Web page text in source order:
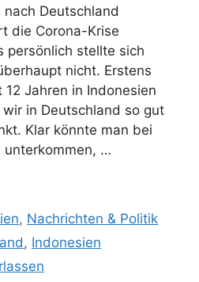
Deutschland
die Corona-Krise
persönlich stellte sich
nicht. Erstens
Jahren in Indonesien
in Deutschland so gut
Klar könnte man bei
unterkommen, …
, Nachrichten & Politik
, Indonesien